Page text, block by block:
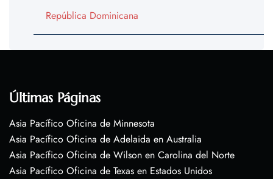
República Dominicana
Últimas Páginas
Asia Pacífico Oficina de Minnesota
Asia Pacífico Oficina de Adelaida en Australia
Asia Pacífico Oficina de Wilson en Carolina del Norte
Asia Pacífico Oficina de Texas en Estados Unidos